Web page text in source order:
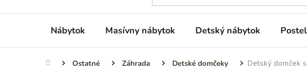
Nábytok Masívny nábytok Detský nábytok
Domov Ostatné Záhrada Detské domčeky Detský domček